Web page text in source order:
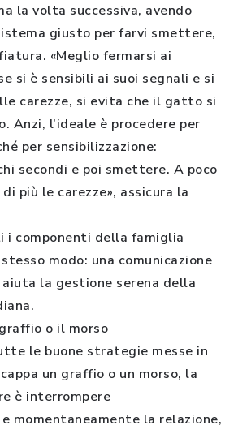
la volta successiva, avendo
giusto per farvi smettere,
«Meglio fermarsi ai
si è sensibili ai suoi segnali e si
carezze, si evita che il gatto si
Anzi, l’ideale è procedere per
per sensibilizzazione:
secondi e poi smettere. A poco
più le carezze», assicura la
componenti della famiglia
modo: una comunicazione
la gestione serena della
o il morso
le buone strategie messe in
un graffio o un morso, la
è interrompere
momentaneamente la relazione,